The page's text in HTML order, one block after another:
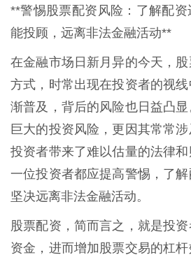
**警惕股票配资风险：了解配
能投顾，远离非法金融活动**
在金融市场日新月异的今天，
方式，时常出现在投资者的视
渐普及，背后的风险也日益凸
巨大的投资风险，更因其常常
投资者带来了难以估量的法律
一位投资者都应提高警惕，了
坚决远离非法金融活动。
股票配资，简而言之，就是投
资金，进而增加股票交易的杠